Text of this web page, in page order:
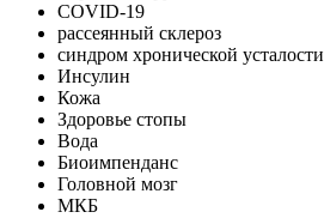
COVID-19
рассеянный склероз
синдром хронической усталости
Инсулин
Кожа
Здоровье стопы
Вода
Биоимпенданс
Головной мозг
МКБ